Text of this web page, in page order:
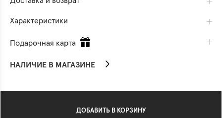
Характеристики
Подарочная карта
НАЛИЧИЕ В МАГАЗИНЕ
ДОБАВИТЬ В КОРЗИНУ